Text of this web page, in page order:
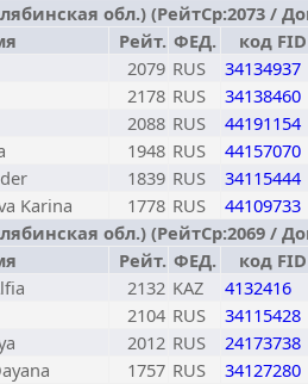
обл.) (РейтСр:2073 /
Рейт. ФЕД.
код
2079 RUS
34134937
2178 RUS
34138460
2088 RUS
44191154
1948 RUS
44157070
1839 RUS
34115444
Karina 1778 RUS
44109733
обл.) (РейтСр:2069 /
Рейт. ФЕД.
код
2132 KAZ
4132416
2104 RUS
34115428
2012 RUS
24173738
1757 RUS
34127280